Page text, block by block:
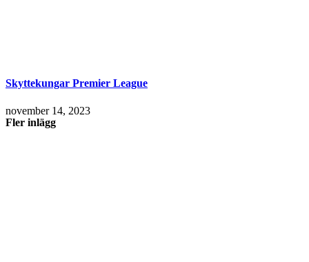
Skyttekungar Premier League
november 14, 2023
Fler inlägg